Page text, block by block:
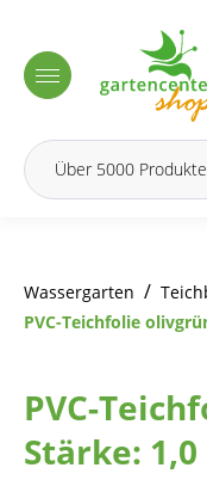
Wassergarten /
PVC-Teichfolie
PVC-
Stärke: